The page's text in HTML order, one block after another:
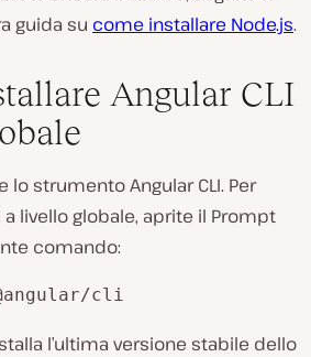
guida su come installare Node.js.
Angular CLI
lo strumento Angular CLI. Per
a livello globale, aprite il Prompt
comando:
cli
l’ultima versione stabile dello